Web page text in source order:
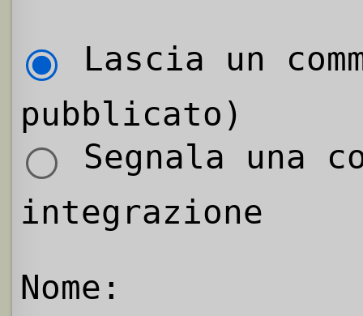
Lascia un
pubblicato)
Segnala una
integrazione
Nome: